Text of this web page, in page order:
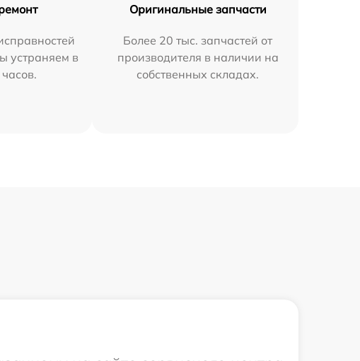
устраняем в
Оригинальные запчасти
Более 20 тыс. запчастей от
производителя в наличии на
собственных складах.